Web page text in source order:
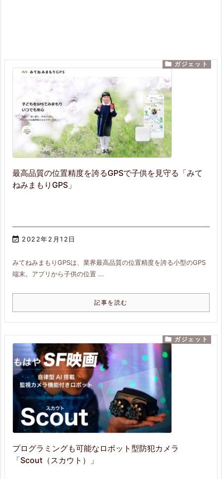
最高品質の位置精度を誇るGPSで子供を見守る「みて
ねみまもりGPS」
 2022年2月12日
 ガジェット
みてねみまもりGPSは、業界最高品質の位置精度を誇る小型のGPS
端末。アプリから子供の位置 ...
記事を読む
プログラミングも可能なロボット型防犯カメラ
「Scout（スカウト）」
 ガジェット